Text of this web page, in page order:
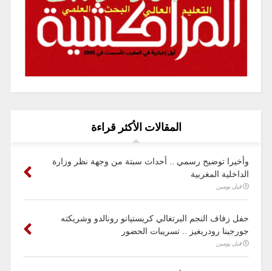
المقالات الأكثر قراءة
وأخيرا توضيح رسمي .. أحداث سبتة من وجهة نظر وزارة
الداخلية المغربية
قبل يومين
حفل زفاف النجم البرتغالي كريستيانو رونالدو وشريكته
جورجينا رودريغيز .. تسريبات الحضور
قبل يومين